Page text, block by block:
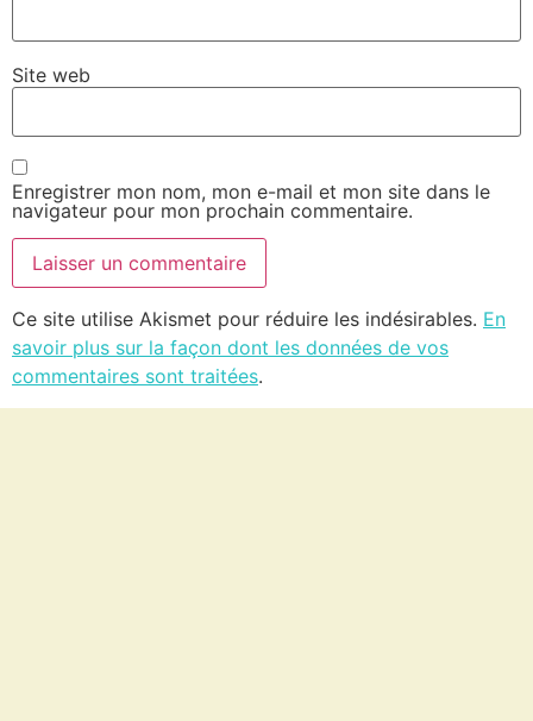
Site web
Enregistrer mon nom, mon e-mail et mon site dans le
navigateur pour mon prochain commentaire.
Ce site utilise Akismet pour réduire les indésirables. En
savoir plus sur la façon dont les données de vos
commentaires sont traitées.